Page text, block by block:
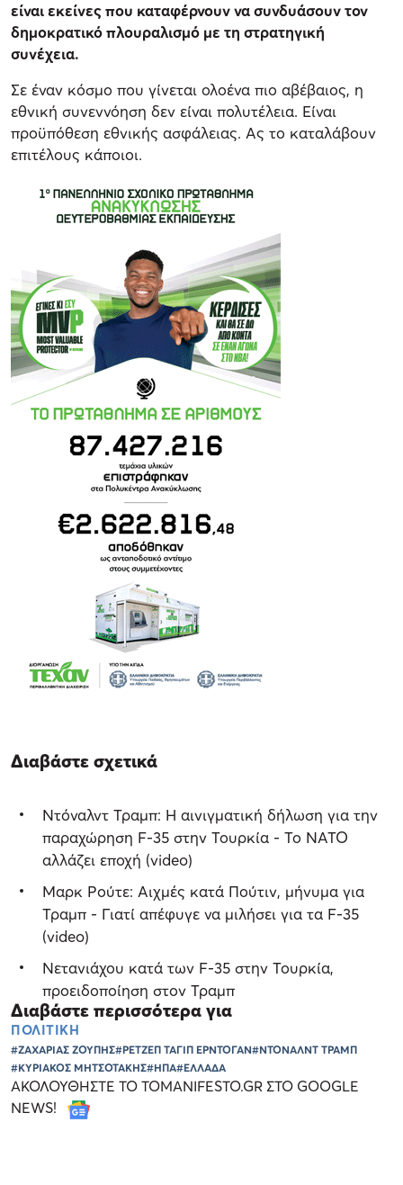
είναι εκείνες που καταφέρνουν να συνδυάσουν τον
δημοκρατικό πλουραλισμό με τη στρατηγική
συνέχεια.
Σε έναν κόσμο που γίνεται ολοένα πιο αβέβαιος, η
εθνική συνεννόηση δεν είναι πολυτέλεια. Είναι
προϋπόθεση εθνικής ασφάλειας. Ας το καταλάβουν
επιτέλους κάποιοι.
Διαβάστε σχετικά
Ντόναλντ Τραμπ: Η αινιγματική δήλωση για την
παραχώρηση F-35 στην Τουρκία - Το ΝΑΤΟ
αλλάζει εποχή (video)
Μαρκ Ρούτε: Αιχμές κατά Πούτιν, μήνυμα για
Τραμπ - Γιατί απέφυγε να μιλήσει για τα F-35
(video)
Νετανιάχου κατά των F-35 στην Τουρκία,
προειδοποίηση στον Τραμπ
Διαβάστε περισσότερα για
ΠΟΛΙΤΙΚΗ
#ΖΑΧΑΡΙΑΣ ΖΟΥΠΗΣ#ΡΕΤΖΕΠ ΤΑΓΙΠ ΕΡΝΤΟΓΑΝ#ΝΤΟΝΑΛΝΤ ΤΡΑΜΠ
#ΚΥΡΙΑΚΟΣ ΜΗΤΣΟΤΑΚΗΣ#ΗΠΑ#ΕΛΛΑΔΑ
ΑΚΟΛΟΥΘΗΣΤΕ ΤΟ TOMANIFESTO.GR ΣΤΟ GOOGLE
NEWS!